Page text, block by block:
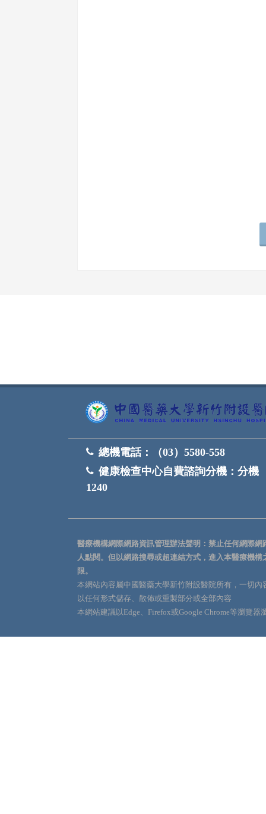
總機電話：
（03）5580-558
健康檢查中心自費諮詢分機： 分機
1240
醫療機構網際網路資訊管理辦法聲明：禁止任何網際
人點閱。但以網路搜尋或超連結方式，進入本醫療機
限。
本網站內容屬中國醫藥大學新竹附設醫院所有，一切
以任何形式儲存、散佈或重製部分或全部內容
本網站建議以Edge、Firefox或Google Chrome等瀏覽器